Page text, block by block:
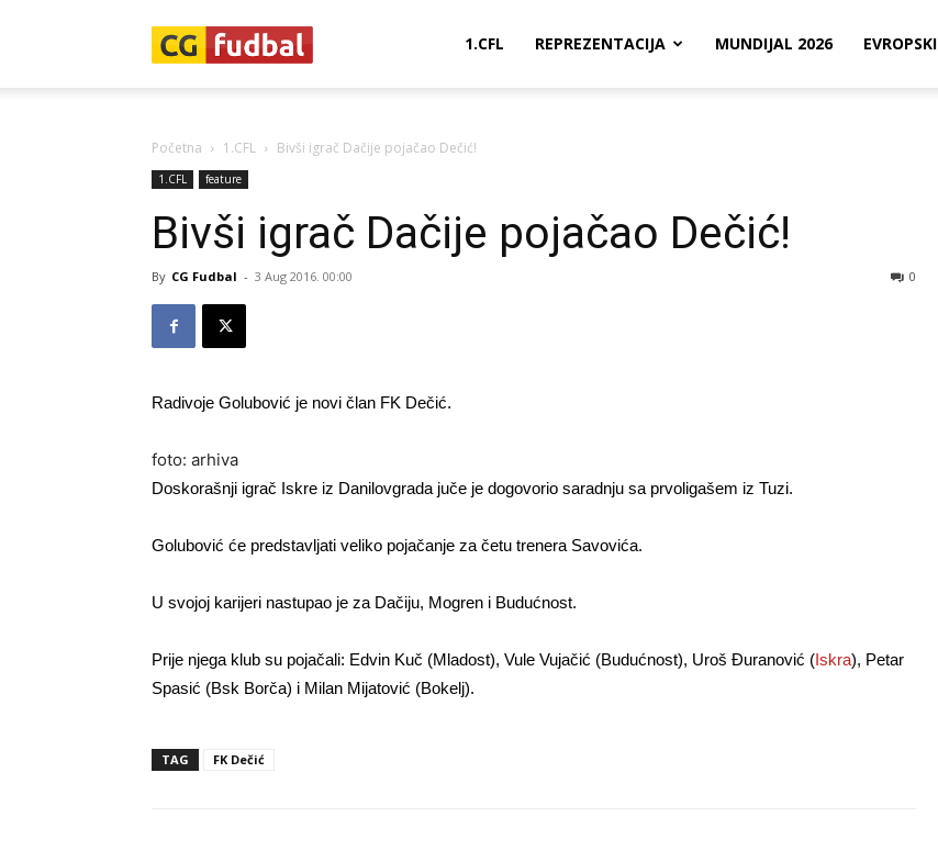
1.CFL REPREZENTACIJA MUNDIJAL 2026 EVROPSKI
Početna 1.CFL Bivši igrač Dačije pojačao Dečić!
1.CFL feature
Bivši igrač Dačije pojačao Dečić!
By CG Fudbal - 3 Aug 2016. 00:00 0
Radivoje Golubović je novi član FK Dečić.
foto: arhiva
Doskorašnji igrač Iskre iz Danilovgrada juče je dogovorio saradnju sa prvoligašem iz Tuzi.
Golubović će predstavljati veliko pojačanje za četu trenera Savovića.
U svojoj karijeri nastupao je za Dačiju, Mogren i Budućnost.
Prije njega klub su pojačali: Edvin Kuč (Mladost), Vule Vujačić (Budućnost), Uroš Đuranović (Iskra), Petar
Spasić (Bsk Borča) i Milan Mijatović (Bokelj).
TAG FK Dečić